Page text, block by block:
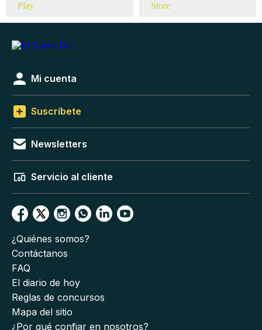
Mi cuenta
Suscríbete
Newsletters
Servicio al cliente
¿Quiénes somos?
Contáctanos
FAQ
El diario de hoy
Reglas de concursos
Mapa del sitio
¿Por qué confiar en nosotros?